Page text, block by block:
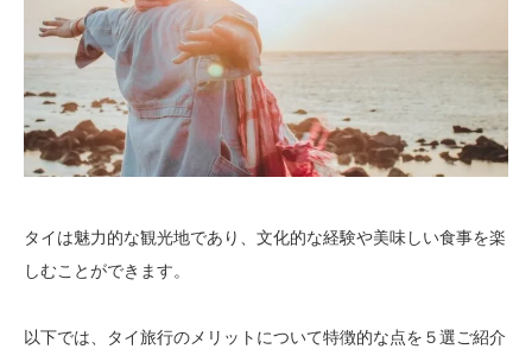
タイは魅力的な観光地であり、文化的な経験や美味しい食事を楽
しむことができます。
以下では、タイ旅行のメリットについて特徴的な点を５選ご紹介